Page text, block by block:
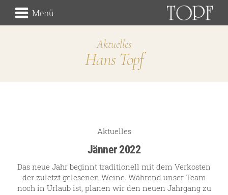
Weingut
Traditionsweingut
über uns
Menü
Aktuelles
Hans Topf
Aktuelles
Jänner 2022
Das neue Jahr beginnt traditionell mit dem Verkosten
der zuletzt gelesenen Weine. Während unser Team
noch in Urlaub ist, planen wir den neuen Jahrgang zu